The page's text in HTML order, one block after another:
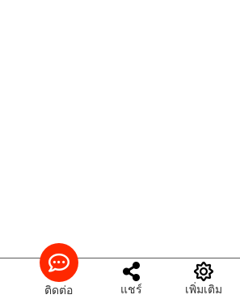
ติดต่อ แชร์ เพิ่มเติม